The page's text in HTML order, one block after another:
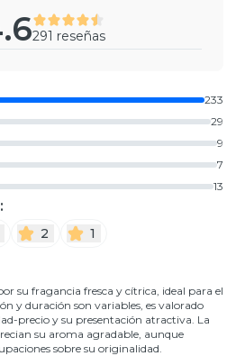
291 reseñas
233
29
9
7
13
2 1
su fragancia fresca y cítrica, ideal para el
y duración son variables, es valorado
precio y su presentación atractiva. La
su aroma agradable, aunque
sobre su originalidad.